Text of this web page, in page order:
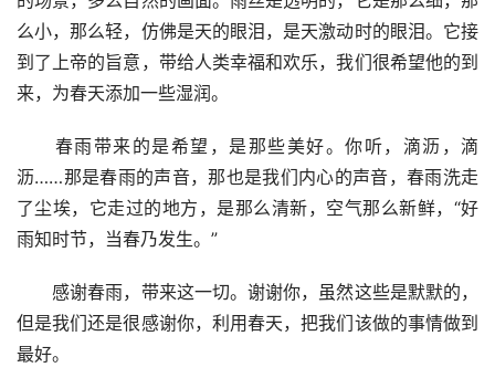
么小，那么轻，仿佛是天的眼泪，是天激动时的眼泪。它接
到了上帝的旨意，带给人类幸福和欢乐，我们很希望他的到
来，为春天添加一些湿润。
春雨带来的是希望，是那些美好。你听，滴沥，滴
沥……那是春雨的声音，那也是我们内心的声音，春雨洗走
了尘埃，它走过的地方，是那么清新，空气那么新鲜，“好
雨知时节，当春乃发生。”
感谢春雨，带来这一切。谢谢你，虽然这些是默默的，
但是我们还是很感谢你，利用春天，把我们该做的事情做到
最好。